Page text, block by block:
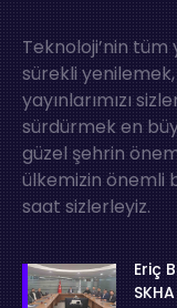
Teknoloji’nin
sürekli
yayınlarımızı
sürdürmek en
güzel şehrin
ülkemizin önemli
saat sizlerleyiz.
Eriç